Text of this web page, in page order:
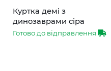
Куртка демі з
динозаврами сіра
Готово до відправлення